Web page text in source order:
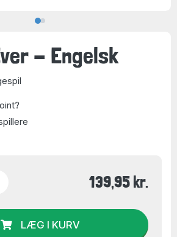
- Engelsk
139,95 kr.
LÆG I KURV